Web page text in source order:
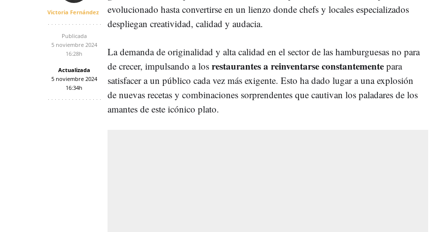
Victoria Fernández
Publicada
5 noviembre 2024
16:28h
Actualizada
5 noviembre 2024
16:34h
evolucionado hasta convertirse en un lienzo donde chefs y locales especializados
despliegan creatividad, calidad y audacia.
La demanda de originalidad y alta calidad en el sector de las hamburguesas no para
de crecer, impulsando a los restaurantes a reinventarse constantemente para
satisfacer a un público cada vez más exigente. Esto ha dado lugar a una explosión
de nuevas recetas y combinaciones sorprendentes que cautivan los paladares de los
amantes de este icónico plato.